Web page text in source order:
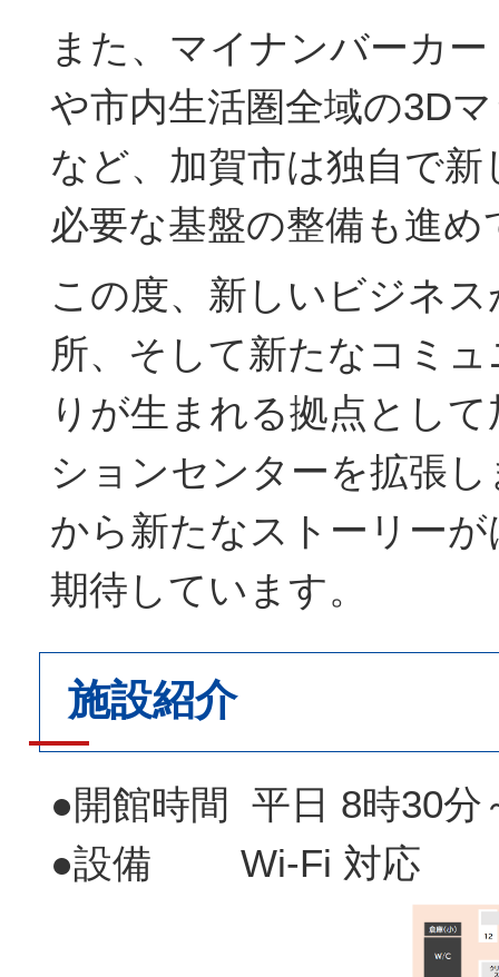
また、マイナンバーカ
や市内生活圏全域の3D
など、加賀市は独自で
必要な基盤の整備も進
この度、新しいビジネ
所、そして新たなコミ
りが生まれる拠点とし
ションセンターを拡張
から新たなストーリー
期待しています。
施設紹介
●開館時間 平日 8時30分
●設備 Wi-Fi 対応